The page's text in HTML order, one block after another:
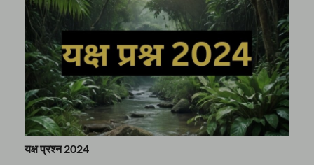
यक्ष प्रश्न 2024